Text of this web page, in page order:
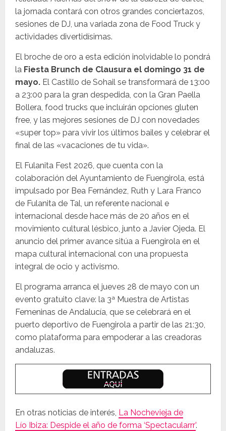
la jornada contará con otros grandes conciertazos,
sesiones de DJ, una variada zona de Food Truck y
actividades divertidísimas.
El broche de oro a esta edición inolvidable lo pondrá
la Fiesta Brunch de Clausura el domingo 31 de
mayo. El Castillo de Sohail se transformará de 13:00
a 23:00 para la gran despedida, con la Gran Paella
Bollera, food trucks que incluirán opciones gluten
free, y las mejores sesiones de DJ con novedades
«super top» para vivir los últimos bailes y celebrar el
final de las «vacaciones de tu vida».
El Fulanita Fest 2026, que cuenta con la
colaboración del Ayuntamiento de Fuengirola, está
impulsado por Bea Fernández, Ruth y Lara Franco
de Fulanita de Tal, un referente nacional e
internacional desde hace más de 20 años en el
movimiento cultural lésbico, junto a Javier Ojeda. El
anuncio del primer avance sitúa a Fuengirola en el
mapa cultural internacional con una propuesta
integral de ocio y activismo.
El programa arranca el jueves 28 de mayo con un
evento gratuito clave: la 3ª Muestra de Artistas
Femeninas de Andalucía, que se celebrará en el
puerto deportivo de Fuengirola a partir de las 21:30,
como plataforma para empoderar a las creadoras
andaluzas.
En otras noticias de interés, La Nochevieja de
Lío Ibiza: Despide el año de forma ‘Spectacularrr’.